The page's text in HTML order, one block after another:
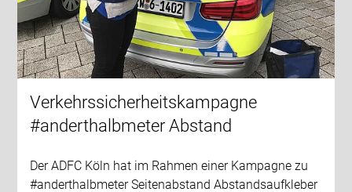
Verkehrssicherheitskampagne
#anderthalbmeter Abstand
Der ADFC Köln hat im Rahmen einer Kampagne zu
#anderthalbmeter Seitenabstand Abstandsaufkleber